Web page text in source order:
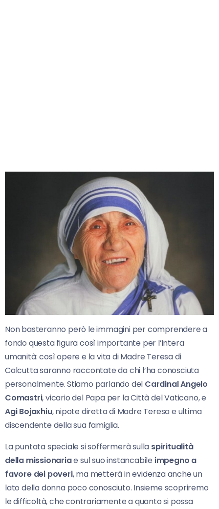
Non basteranno però le immagini per comprendere a
fondo questa figura così importante per l’intera
umanità: così opere e la vita di Madre Teresa di
Calcutta saranno raccontate da chi l’ha conosciuta
personalmente. Stiamo parlando del Cardinal Angelo
Comastri, vicario del Papa per la Città del Vaticano, e
Agi Bojaxhiu, nipote diretta di Madre Teresa e ultima
discendente della sua famiglia.
La puntata speciale si soffermerà sulla spiritualità
della missionariae sul suo instancabile impegno a
favore dei poveri, ma metterà in evidenza anche un
lato della donna poco conosciuto. Insieme scopriremo
le difficoltà, che contrariamente a quanto si possa